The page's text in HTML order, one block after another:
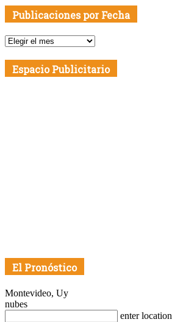
Publicaciones por Fecha
Publicaciones
Fecha
Espacio Publicitario
El Pronóstico
Montevideo, Uy
nubes
enter location